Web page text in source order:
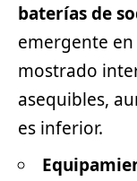
baterías de
emergente
mostrado
asequibles,
es inferior.